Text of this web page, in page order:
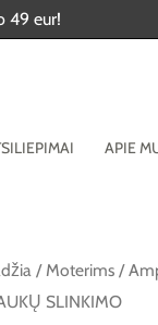
49 eur!
APIE
/Moterims /
SLINKIMO